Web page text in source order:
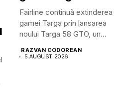
Fairline continuă extinderea
gamei Targa prin lansarea
noului Targa 58 GTO, un...
RAZVAN CODOREAN
5 AUGUST 2026